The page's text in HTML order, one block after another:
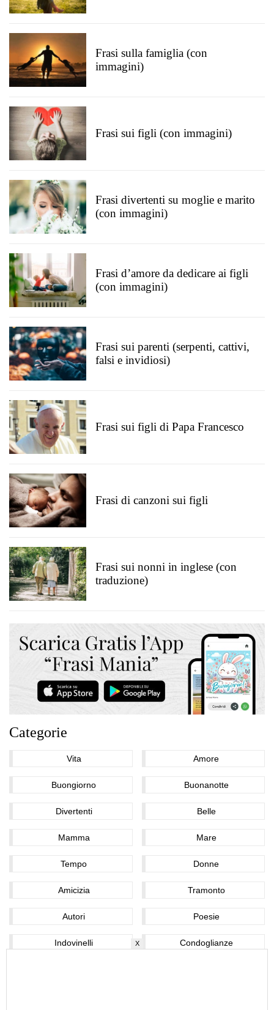
Frasi sulla famiglia (con
immagini)
Frasi sui figli (con immagini)
Frasi divertenti su moglie e marito
(con immagini)
Frasi d’amore da dedicare ai figli
(con immagini)
Frasi sui parenti (serpenti, cattivi,
falsi e invidiosi)
Frasi sui figli di Papa Francesco
Frasi di canzoni sui figli
Frasi sui nonni in inglese (con
traduzione)
Categorie
Vita Amore
Buongiorno Buonanotte
Divertenti Belle
Mamma Mare
Tempo Donne
Amicizia Tramonto
Autori Poesie
Indovinelli Condoglianze
X